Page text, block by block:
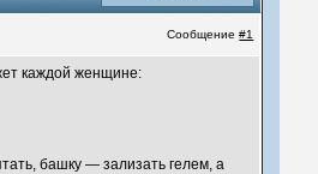
Сообщение#1
каждой женщине:
башку — зализать гелем, а